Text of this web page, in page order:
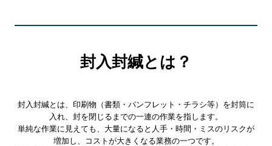
封入封緘とは？
封入封緘とは、印刷物（書類・パンフレット・チラシ等）を封筒に
入れ、封を閉じるまでの一連の作業を指します。
単純な作業に見えても、大量になると人手・時間・ミスのリスクが
増加し、コストが大きくなる業務の一つです。